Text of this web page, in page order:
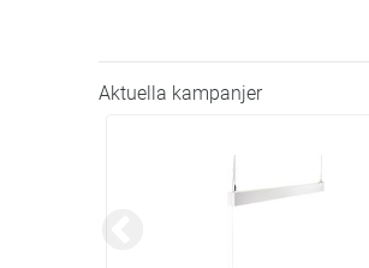
Aktuella kampanjer